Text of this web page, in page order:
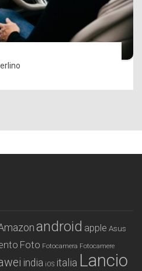
android apple Asus
Foto Fotocamera Fotocamere
india iOS italia Lancio